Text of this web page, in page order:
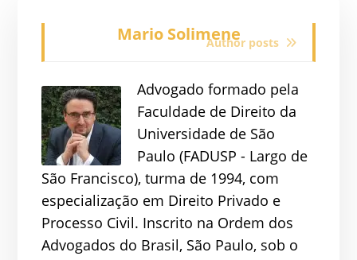
Mario SolimeneAuthor posts
Advogado formado pela
Faculdade de Direito da
Universidade de São
Paulo (FADUSP - Largo de
São Francisco), turma de 1994, com
especialização em Direito Privado e
Processo Civil. Inscrito na Ordem dos
Advogados do Brasil, São Paulo, sob o